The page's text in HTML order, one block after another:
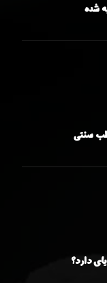
شده
سنتی
دارد؟